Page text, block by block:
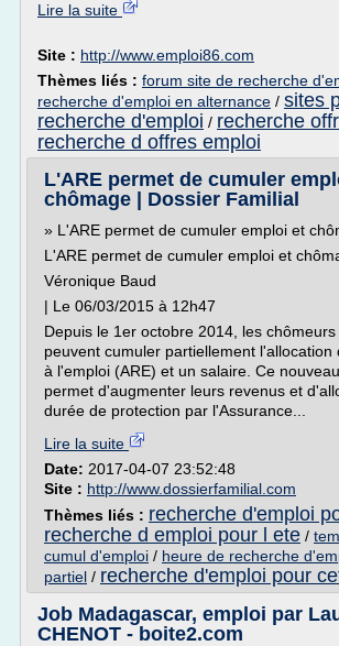
Lire la suite
Site : http://www.emploi86.com
Thèmes liés : forum site de recherche
recherche d'emploi en alternance / sites
recherche d'emploi / recherche
recherche d offres emploi
L'ARE permet de cumuler
chômage | Dossier Familial
» L'ARE permet de cumuler emploi et
L'ARE permet de cumuler emploi et
Véronique Baud
| Le 06/03/2015 à 12h47
Depuis le 1er octobre 2014, les
peuvent cumuler partiellement l'allocation
à l'emploi (ARE) et un salaire. Ce
permet d'augmenter leurs revenus et
durée de protection par l'Assurance...
Lire la suite
Date: 2017-04-07 23:52:48
Site : http://www.dossierfamilial.com
Thèmes liés : recherche d'emploi
recherche d emploi pour l ete /
cumul d'emploi / heure de recherche
partiel / recherche d'emploi pour
Job Madagascar, emploi par
CHENOT - boite2.com